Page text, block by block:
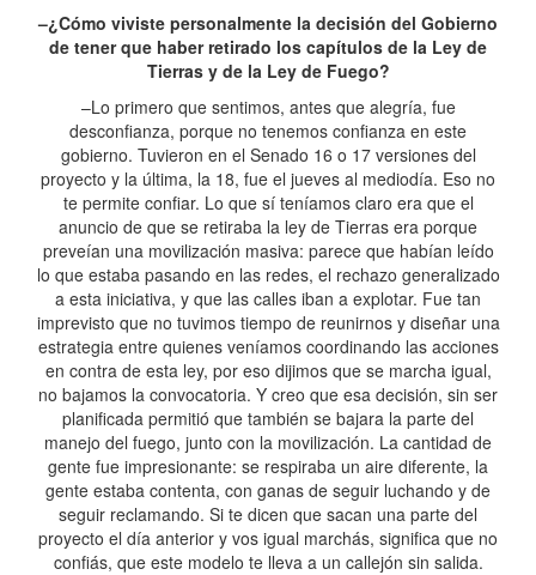
–¿Cómo viviste personalmente la decisión del Gobierno
de tener que haber retirado los capítulos de la Ley de
Tierras y de la Ley de Fuego?
–Lo primero que sentimos, antes que alegría, fue
desconfianza, porque no tenemos confianza en este
gobierno. Tuvieron en el Senado 16 o 17 versiones del
proyecto y la última, la 18, fue el jueves al mediodía. Eso no
te permite confiar. Lo que sí teníamos claro era que el
anuncio de que se retiraba la ley de Tierras era porque
preveían una movilización masiva: parece que habían leído
lo que estaba pasando en las redes, el rechazo generalizado
a esta iniciativa, y que las calles iban a explotar. Fue tan
imprevisto que no tuvimos tiempo de reunirnos y diseñar una
estrategia entre quienes veníamos coordinando las acciones
en contra de esta ley, por eso dijimos que se marcha igual,
no bajamos la convocatoria. Y creo que esa decisión, sin ser
planificada permitió que también se bajara la parte del
manejo del fuego, junto con la movilización. La cantidad de
gente fue impresionante: se respiraba un aire diferente, la
gente estaba contenta, con ganas de seguir luchando y de
seguir reclamando. Si te dicen que sacan una parte del
proyecto el día anterior y vos igual marchás, significa que no
confiás, que este modelo te lleva a un callejón sin salida.